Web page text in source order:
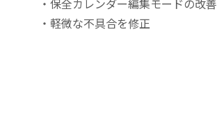
・保全カレンダー編集モードの改善
・軽微な不具合を修正